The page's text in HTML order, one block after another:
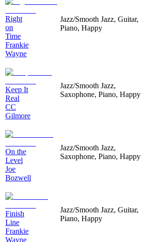
Right
on
Time
Frankie
Wayne
Jazz/Smooth Jazz, Guitar,
Piano, Happy
Keep It
Real
CC
Gilmore
Jazz/Smooth Jazz,
Saxophone, Piano, Happy
On the
Level
Joe
Bozwell
Jazz/Smooth Jazz,
Saxophone, Piano, Happy
Finish
Line
Frankie
Wayne
Jazz/Smooth Jazz, Guitar,
Piano, Happy